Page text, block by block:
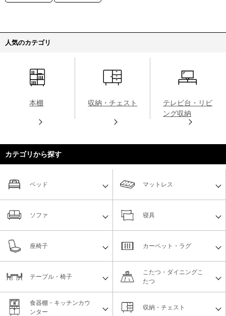
人気のカテゴリ
本棚 収納・チェスト
テレビ台・リビ
ング収納
カテゴリから探す
ベッド マットレス
ソファ 寝具
座椅子 カーペット・ラグ
テーブル・椅子
こたつ・ダイニングこ
たつ
食器棚・キッチンカウ
ンター
収納・チェスト